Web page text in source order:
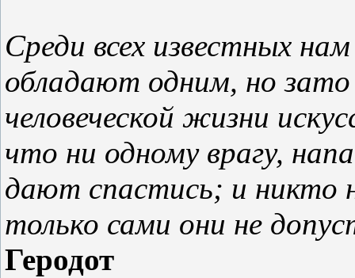
Среди всех известных
обладают одним, но
человеческой жизни
что ни одному врагу,
дают спастись; и никто
только сами они не
Геродот